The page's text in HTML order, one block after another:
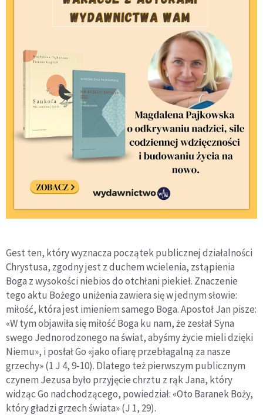
Gest ten, który wyznacza początek publicznej działalności
Chrystusa, zgodny jest z duchem wcielenia, zstąpienia
Boga z wysokości niebios do otchłani piekieł. Znaczenie
tego aktu Bożego uniżenia zawiera się w jednym słowie:
miłość, która jest imieniem samego Boga. Apostoł Jan pisze:
«W tym objawiła się miłość Boga ku nam, że zesłał Syna
swego Jednorodzonego na świat, abyśmy życie mieli dzięki
Niemu», i posłał Go «jako ofiarę przebłagalną za nasze
grzechy» (1 J 4, 9-10). Dlatego też pierwszym publicznym
czynem Jezusa było przyjęcie chrztu z rąk Jana, który
widząc Go nadchodzącego, powiedział: «Oto Baranek Boży,
który gładzi grzech świata» (J 1, 29).